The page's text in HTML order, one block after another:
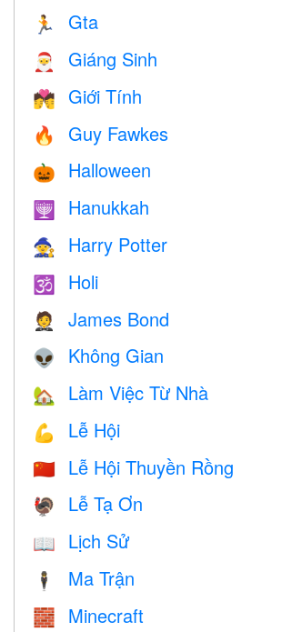
🏃 Gta
🎅 Giáng Sinh
💏 Giới Tính
🔥 Guy Fawkes
🎃 Halloween
🕎 Hanukkah
🧙 Harry Potter
🕉 Holi
🤵 James Bond
👽 Không Gian
🏡 Làm Việc Từ Nhà
💪 Lễ Hội
🇨🇳 Lễ Hội Thuyền Rồng
🦃 Lễ Tạ Ơn
📖 Lịch Sử
🕴️ Ma Trận
🧱 Minecraft